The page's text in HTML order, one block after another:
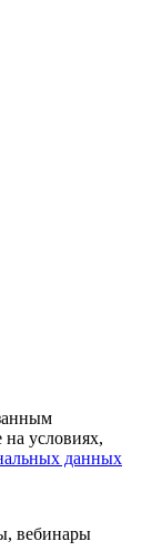
условиях,
данных
вебинары